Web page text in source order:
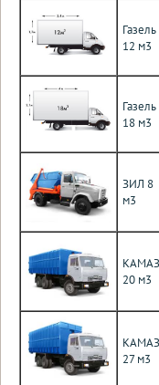
Газель
12 м3
Газель
18 м3
ЗИЛ 8
м3
КАМАЗ
20 м3
КАМАЗ
27 м3